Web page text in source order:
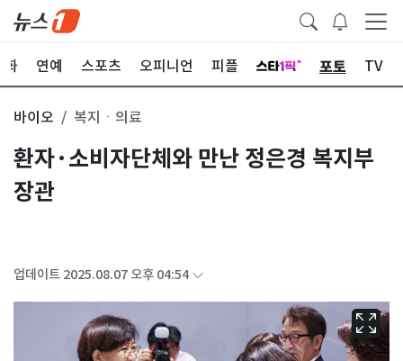
화 연예 스포츠 오피니언 피플 포토 TV
바이오 복지ㆍ의료
환자·소비자단체와 만난 정은경 복지부
장관
업데이트 2025.08.07 오후 04:54